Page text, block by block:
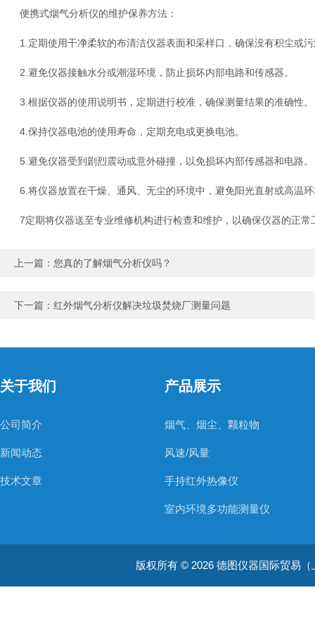
便携式烟气分析仪的维护保养方法：
1.定期使用干净柔软的布清洁仪器表面和采样口，确保没有积尘或污
2.避免仪器接触水分或潮湿环境，防止损坏内部电路和传感器。
3.根据仪器的使用说明书，定期进行校准，确保测量结果的准确性。
4.保持仪器电池的使用寿命，定期充电或更换电池。
5.避免仪器受到剧烈震动或意外碰撞，以免损坏内部传感器和电路。
6.将仪器放置在干燥、通风、无尘的环境中，避免阳光直射或高温环
7定期将仪器送至专业维修机构进行检查和维护，以确保仪器的正常
上一篇： 您真的了解烟气分析仪吗？
下一篇： 红外烟气分析仪解决垃圾焚烧厂测量问题
关于我们
公司简介
新闻动态
技术文章
产品展示
烟气、烟尘、颗粒物
风速/风量
手持红外热像仪
室内环境多功能测量仪
温湿度仪器
版权所有 © 2026 德图仪器国际贸易